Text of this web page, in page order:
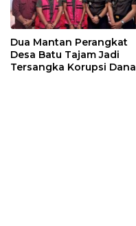
Dua Mantan Perangkat
Desa Batu Tajam Jadi
Tersangka Korupsi Dana